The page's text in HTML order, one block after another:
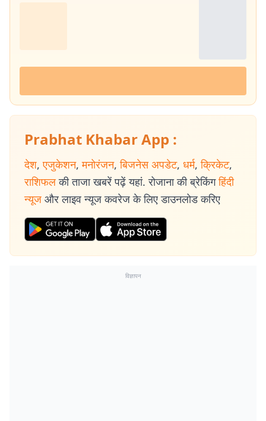
Prabhat Khabar App :
देश, एजुकेशन, मनोरंजन, बिजनेस अपडेट, धर्म, क्रिकेट,
राशिफल की ताजा खबरें पढ़ें यहां. रोजाना की ब्रेकिंग हिंदी
न्यूज और लाइव न्यूज कवरेज के लिए डाउनलोड करिए
विज्ञापन